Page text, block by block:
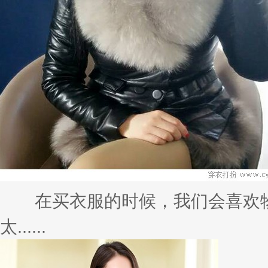
慌？你缺少件至IN风衣